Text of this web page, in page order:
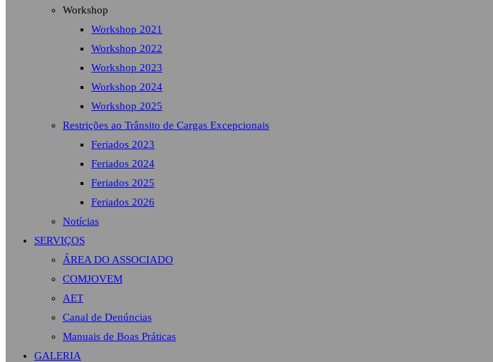
Workshop
Workshop 2021
Workshop 2022
Workshop 2023
Workshop 2024
Workshop 2025
Restrições ao Trânsito de Cargas Excepcionais
Feriados 2023
Feriados 2024
Feriados 2025
Feriados 2026
Notícias
SERVIÇOS
ÁREA DO ASSOCIADO
COMJOVEM
AET
Canal de Denúncias
Manuais de Boas Práticas
GALERIA